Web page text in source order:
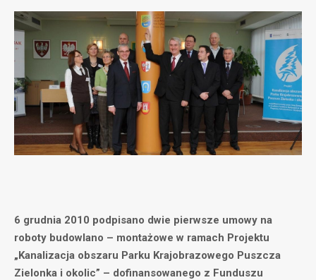
6 grudnia 2010 podpisano dwie pierwsze umowy na
roboty budowlano – montażowe w ramach Projektu
„Kanalizacja obszaru Parku Krajobrazowego Puszcza
Zielonka i okolic” – dofinansowanego z Funduszu